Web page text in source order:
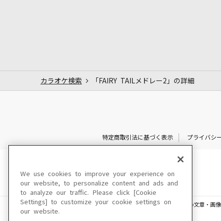
カラオケ検索 「FAIRY TAILメドレー2」の詳細
特定商取引法に基づく表示 プライバシ
このサイトに掲載されている一切の文章・画
We use cookies to improve your experience on
our website, to personalize content and ads and
to analyze our traffic. Please click [Cookie
Settings] to customize your cookie settings on
our website.